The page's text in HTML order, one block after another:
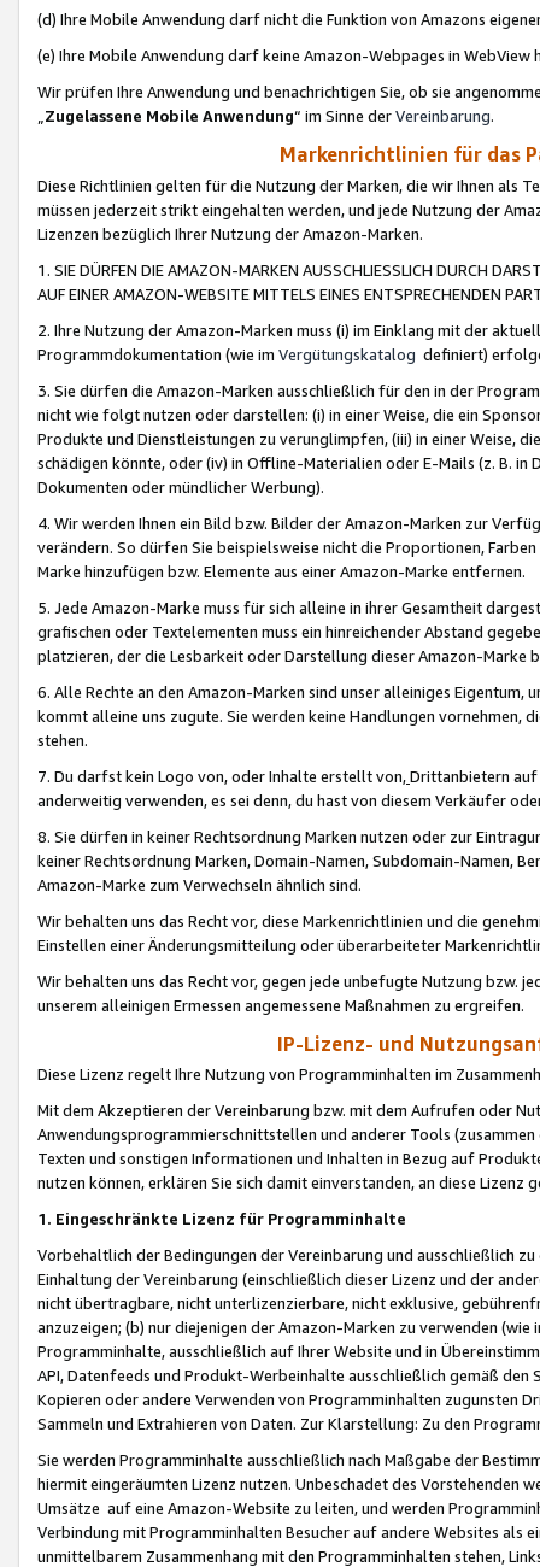
(d) Ihre Mobile Anwendung darf nicht die Funktion von Amazons
(e) Ihre Mobile Anwendung darf keine Amazon-Webpages in WebView
Wir prüfen Ihre Anwendung und benachrichtigen Sie, ob sie
„Zugelassene Mobile Anwendung“ im Sinne derVereinbarung.
Markenrichtlinien für das
Diese Richtlinien gelten für die Nutzung der Marken, die wir Ihnen als
müssen jederzeit strikt eingehalten werden, und jede Nutzung der
Lizenzen bezüglich Ihrer Nutzung der Amazon-Marken.
1. SIE DÜRFEN DIE AMAZON-MARKEN AUSSCHLIESSLICH DURCH
AUF EINER AMAZON-WEBSITE MITTELS EINES ENTSPRECHENDEN
2. Ihre Nutzung der Amazon-Marken muss (i) im Einklang mit der
Programmdokumentation (wie im Vergütungskatalog definiert)
3. Sie dürfen die Amazon-Marken ausschließlich für den in der
nicht wie folgt nutzen oder darstellen: (i) in einer Weise, die ein
Produkte und Dienstleistungen zu verunglimpfen, (iii) in einer Weise,
schädigen könnte, oder (iv) in Offline-Materialien oder E-Mails (z. B. in
Dokumenten oder mündlicher Werbung).
4. Wir werden Ihnen ein Bild bzw. Bilder der Amazon-Marken zur
verändern. So dürfen Sie beispielsweise nicht die Proportionen,
Marke hinzufügen bzw. Elemente aus einer Amazon-Marke entfernen.
5. Jede Amazon-Marke muss für sich alleine in ihrer Gesamtheit
grafischen oder Textelementen muss ein hinreichender Abstand
platzieren, der die Lesbarkeit oder Darstellung dieser Amazon-Marke
6. Alle Rechte an den Amazon-Marken sind unser alleiniges
kommt alleine uns zugute. Sie werden keine Handlungen vornehmen,
stehen.
7. Du darfst kein Logo von, oder Inhalte erstellt von,Drittanbietern auf
anderweitig verwenden, es sei denn, du hast von diesem Verkäufer
8. Sie dürfen in keiner Rechtsordnung Marken nutzen oder zur
keiner Rechtsordnung Marken, Domain-Namen, Subdomain-Namen,
Amazon-Marke zum Verwechseln ähnlich sind.
Wir behalten uns das Recht vor, diese Markenrichtlinien und die
Einstellen einer Änderungsmitteilung oder überarbeiteter
Wir behalten uns das Recht vor, gegen jede unbefugte Nutzung bzw.
unserem alleinigen Ermessen angemessene Maßnahmen zu ergreifen.
IP-Lizenz- und
Diese Lizenz regelt Ihre Nutzung von Programminhalten im
Mit dem Akzeptieren der Vereinbarung bzw. mit dem Aufrufen oder
Anwendungsprogrammierschnittstellen und anderer Tools (zusammen
Texten und sonstigen Informationen und Inhalten in Bezug auf
nutzen können, erklären Sie sich damit einverstanden, an diese Lizenz
1. Eingeschränkte Lizenz für Programminhalte
Vorbehaltlich der Bedingungen der Vereinbarung und ausschließlich
Einhaltung der Vereinbarung (einschließlich dieser Lizenz und der
nicht übertragbare, nicht unterlizenzierbare, nicht exklusive,
anzuzeigen; (b) nur diejenigen der Amazon-Marken zu verwenden
Programminhalte, ausschließlich auf Ihrer Website und in
API, Datenfeeds und Produkt-Werbeinhalte ausschließlich gemäß
Kopieren oder andere Verwenden von Programminhalten zugunsten
Sammeln und Extrahieren von Daten. Zur Klarstellung: Zu den
Sie werden Programminhalte ausschließlich nach Maßgabe der
hiermit eingeräumten Lizenz nutzen. Unbeschadet des Vorstehenden
Umsätze auf eine Amazon-Website zu leiten, und werden
Verbindung mit Programminhalten Besucher auf andere Websites als
unmittelbarem Zusammenhang mit den Programminhalten stehen,